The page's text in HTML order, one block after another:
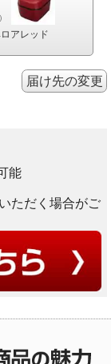
アレッド
能
ただく場合がご
届け先の変更